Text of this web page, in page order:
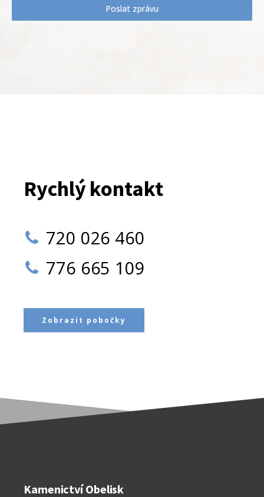
Poslat zprávu
Rychlý kontakt
720 026 460
776 665 109
Zobrazit pobočky
Kamenictví Obelisk